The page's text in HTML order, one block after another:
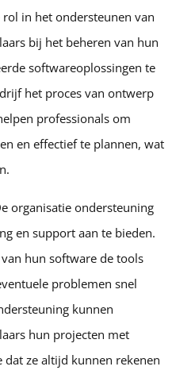
in het ondersteunen van
bij het beheren van hun
softwareoplossingen te
het proces van ontwerp
professionals om
en effectief te plannen, wat
organisatie ondersteuning
en support aan te bieden.
hun software de tools
problemen snel
kunnen
hun projecten met
ze altijd kunnen rekenen